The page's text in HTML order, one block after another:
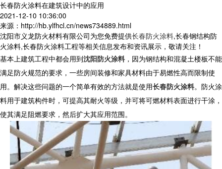
长春防火涂料在建筑设计中的应用
2021-12-10 10:36:00
来源：http://hb.ylfhcl.cn/news734889.html
沈阳市义龙防火材料有限公司为您免费提供长春防火涂料,长春钢结构防
火涂料,长春防火涂料工程等相关信息发布和资讯展示，敬请关注！
基本上建筑工程中都会用到沈阳防火涂料 ，因为钢结构和混凝土楼板不能
满足防火规范的要求，一些房间装修和家具材料由于易燃性高而限制使
用。解决这些问题的一个简单有效的方法就是使用长春防火涂料。防火涂
料用于建筑构件时，可提高其耐火等级，并可将可燃材料表面进行干涂，
使其满足阻燃要求，然后扩大其应用范围。